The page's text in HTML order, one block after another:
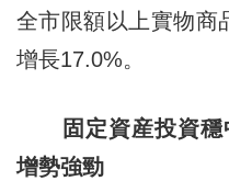
全市限額以上實物商
增長17.0%。
固定資産投資
增勢強勁